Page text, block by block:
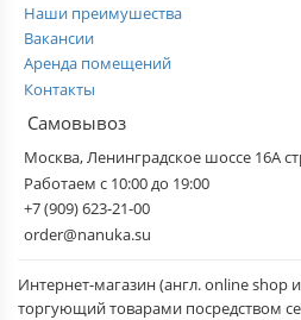
Наши преимушества
Вакансии
Аренда помещений
Контакты
Самовывоз
Москва, Ленинградское шоссе 16А
Работаем с 10:00 до 19:00
+7 (909) 623-21-00
order@nanuka.su
Интернет-магазин (англ. online shop
торгующий товарами посредством